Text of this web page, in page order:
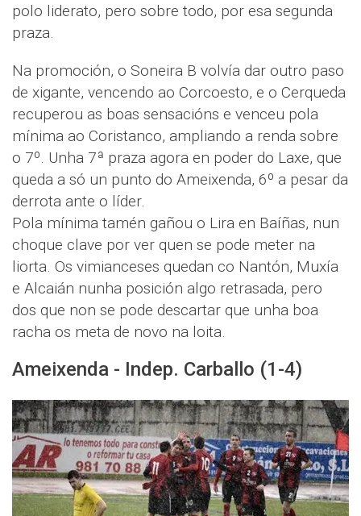
polo liderato, pero sobre todo, por esa segunda
praza.
Na promoción, o Soneira B volvía dar outro paso
de xigante, vencendo ao Corcoesto, e o Cerqueda
recuperou as boas sensacións e venceu pola
mínima ao Coristanco, ampliando a renda sobre
o 7º. Unha 7ª praza agora en poder do Laxe, que
queda a só un punto do Ameixenda, 6º a pesar da
derrota ante o líder.
Pola mínima tamén gañou o Lira en Baíñas, nun
choque clave por ver quen se pode meter na
liorta. Os vimianceses quedan co Nantón, Muxía
e Alcaián nunha posición algo retrasada, pero
dos que non se pode descartar que unha boa
racha os meta de novo na loita.
Ameixenda - Indep. Carballo (1-4)